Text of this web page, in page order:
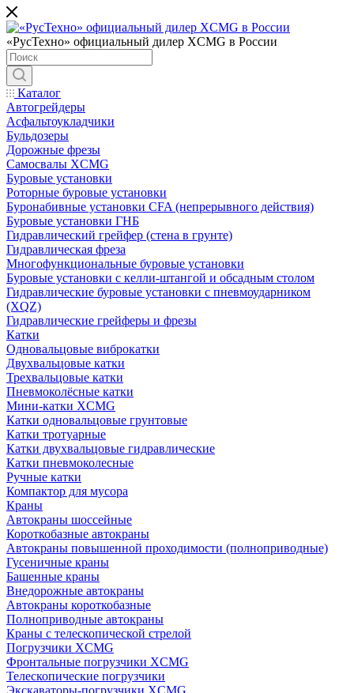
«РусТехно» официальный дилер XCMG в России
Каталог
Автогрейдеры
Асфальтоукладчики
Бульдозеры
Дорожные фрезы
Самосвалы XCMG
Буровые установки
Роторные буровые установки
Буронабивные установки CFA (непрерывного действия)
Буровые установки ГНБ
Гидравлический грейфер (стена в грунте)
Гидравлическая фреза
Многофункциональные буровые установки
Буровые установки с келли-штангой и обсадным столом
Гидравлические буровые установки с пневмоударником
(XQZ)
Гидравлические грейферы и фрезы
Катки
Одновальцовые виброкатки
Двухвальцовые катки
Трехвальцовые катки
Пневмоколёсные катки
Мини-катки XCMG
Катки одновальцовые грунтовые
Катки тротуарные
Катки двухвальцовые гидравлические
Катки пневмоколесные
Ручные катки
Компактор для мусора
Краны
Автокраны шоссейные
Короткобазные автокраны
Автокраны повышенной проходимости (полноприводные)
Гусеничные краны
Башенные краны
Внедорожные автокраны
Автокраны короткобазные
Полноприводные автокраны
Краны с телескопической стрелой
Погрузчики XCMG
Фронтальные погрузчики XCMG
Телескопические погрузчики
Экскаваторы-погрузчики XCMG